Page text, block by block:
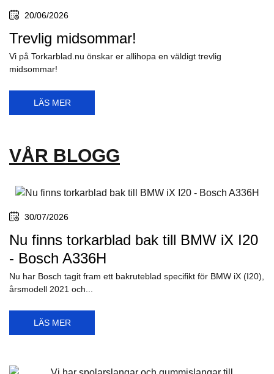
20/06/2026
Trevlig midsommar!
Vi på Torkarblad.nu önskar er allihopa en väldigt trevlig
midsommar!
LÄS MER
VÅR BLOGG
30/07/2026
Nu finns torkarblad bak till BMW iX I20
- Bosch A336H
Nu har Bosch tagit fram ett bakruteblad specifikt för BMW iX (I20),
årsmodell 2021 och...
LÄS MER